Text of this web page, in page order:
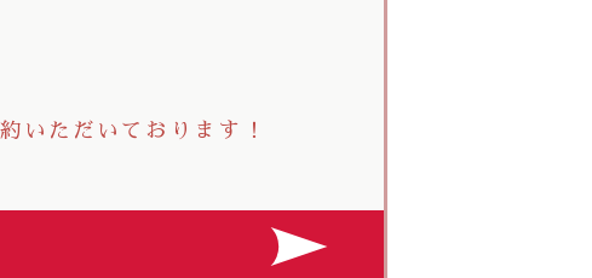
いただいております！